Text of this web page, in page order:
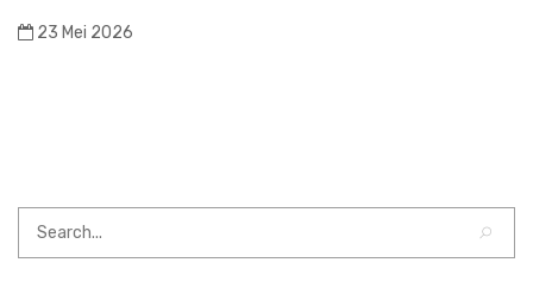
23 Mei 2026